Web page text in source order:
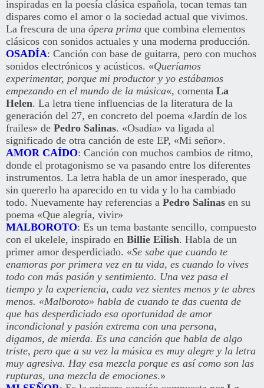
inspiradas en la poesía clásica española, tocan temas tan
dispares como el amor o la sociedad actual que vivimos.
La frescura de una ópera prima que combina elementos
clásicos con sonidos actuales y una moderna producción.
OSADÍA: Canción con base de guitarra, pero con muchos
sonidos electrónicos y acústicos. «Queríamos
experimentar, porque mi productor y yo estábamos
empezando en el mundo de la música«, comenta La
Helen. La letra tiene influencias de la literatura de la
generación del 27, en concreto del poema «Jardín de los
frailes» de Pedro Salinas. «Osadía» va ligada al
significado de otra canción de este EP, «Mi señor».
AMOR CAÍDO: Canción con muchos cambios de ritmo,
donde el protagonismo se va pasando entre los diferentes
instrumentos. La letra habla de un amor inesperado, que
sin quererlo ha aparecido en tu vida y lo ha cambiado
todo. Nuevamente hay referencias a Pedro Salinas en su
poema «Que alegría, vivir»
MALBOROTO: Es un tema bastante sencillo, compuesto
con el ukelele, inspirado en Billie Eilish. Habla de un
primer amor desperdiciado. «Se sabe que cuando te
enamoras por primera vez en tu vida, es cuando lo vives
todo con más pasión y sentimiento. Una vez pasa el
tiempo y la experiencia, cada vez sientes menos y te abres
menos. «Malboroto» habla de cuando te das cuenta de
que has desperdiciado esa oportunidad de amor
incondicional y pasión extrema con una persona,
digamos, de mierda. Es una canción que habla de algo
triste, pero que a su vez la música es muy alegre y la letra
muy agresiva. Hay esa mezcla porque es así como son las
rupturas, una mezcla de emociones.»